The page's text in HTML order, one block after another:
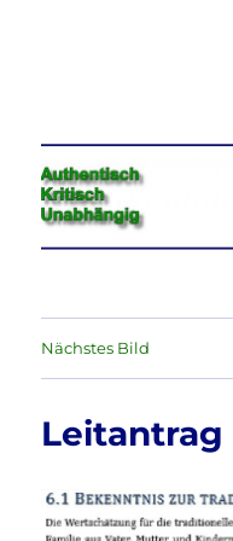
Jeder hat
Meinung in
frei zu
Nächstes Bild
Leitantrag